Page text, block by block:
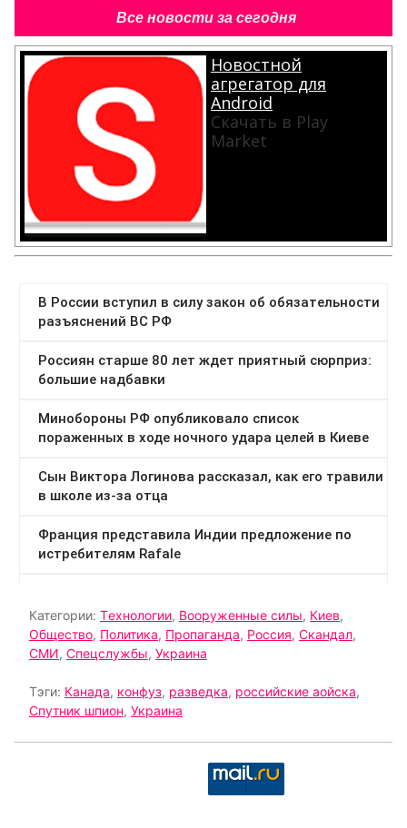
Все новости за сегодня
Новостной
агрегатор для
Android
Скачать в Play
Market
Категории: Tехнологии, Вооруженные силы, Киев,
Общество, Политика, Пропаганда, Россия, Скандал,
СМИ, Спецслужбы, Украина
Тэги: Канада, конфуз, разведка, российские аойска,
Спутник шпион, Украина